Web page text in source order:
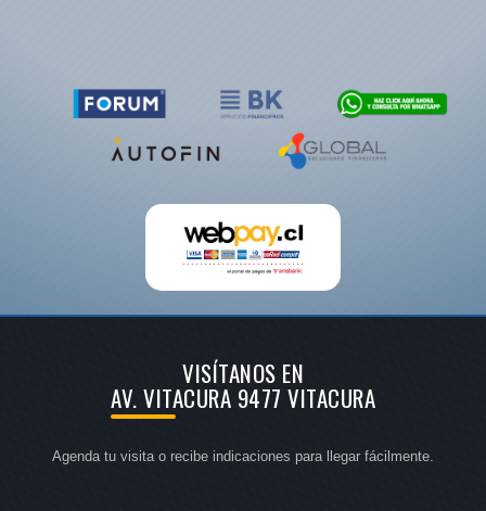
VISÍTANOS EN
AV. VITACURA 9477 VITACURA
Agenda tu visita o recibe indicaciones para llegar fácilmente.